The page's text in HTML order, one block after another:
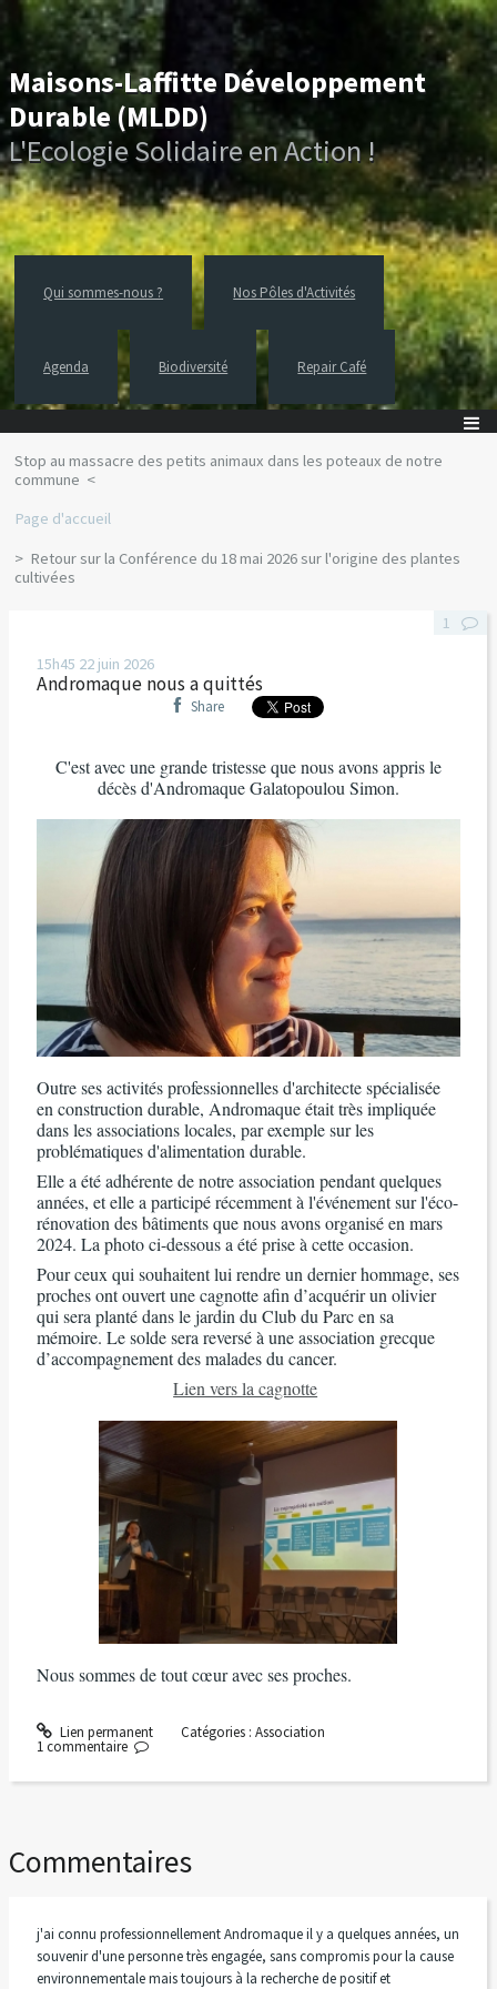
Maisons-Laffitte Développement
Durable (MLDD)
L'Ecologie Solidaire en Action !
Qui sommes-nous ? Nos Pôles d'Activités
Agenda Biodiversité Repair Café
Stop au massacre des petits animaux dans les poteaux de notre
commune
Page d'accueil
Retour sur la Conférence du 18 mai 2026 sur l'origine des plantes
cultivées
15h45 22 juin 2026
Andromaque nous a quittés
Share
C'est avec une grande tristesse que nous avons appris le
décès d'Andromaque Galatopoulou Simon.
Outre ses activités professionnelles d'architecte spécialisée
en construction durable, Andromaque était très impliquée
dans les associations locales, par exemple sur les
problématiques d'alimentation durable.
Elle a été adhérente de notre association pendant quelques
années, et elle a participé récemment à l'événement sur l'éco-
rénovation des bâtiments que nous avons organisé en mars
2024. La photo ci-dessous a été prise à cette occasion.
Pour ceux qui souhaitent lui rendre un dernier hommage, ses
proches ont ouvert une cagnotte afin d’acquérir un olivier
qui sera planté dans le jardin du Club du Parc en sa
mémoire. Le solde sera reversé à une association grecque
d’accompagnement des malades du cancer.
Lien vers la cagnotte
Nous sommes de tout cœur avec ses proches.
Lien permanent Catégories : Association
1
1 commentaire
Commentaires
j'ai connu professionnellement Andromaque il y a quelques années, un
souvenir d'une personne très engagée, sans compromis pour la cause
environnementale mais toujours à la recherche de positif et